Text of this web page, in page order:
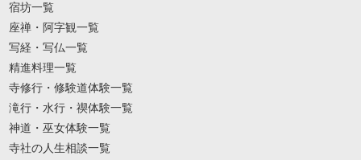
宿坊一覧
座禅・阿字観一覧
写経・写仏一覧
精進料理一覧
寺修行・修験道体験一覧
滝行・水行・禊体験一覧
神道・巫女体験一覧
寺社の人生相談一覧